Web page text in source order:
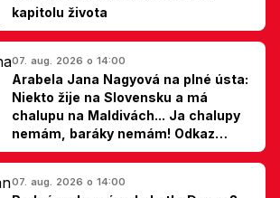
kapitolu života
07. aug. 2026 o 14:00
Arabela Jana Nagyová na plné ústa:
Niekto žije na Slovensku a má
chalupu na Maldivách... Ja chalupy
nemám, baráky nemám! Odkaz
Slovákom
07. aug. 2026 o 14:00